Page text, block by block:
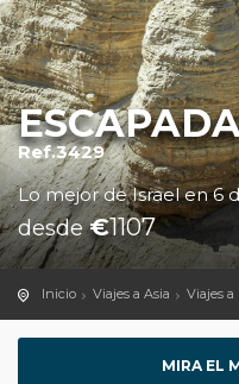
Ref.3429
Lo mejor de Israel en 6
desde€1107
Inicio Viajes a Asia Viajes a
MIRA EL